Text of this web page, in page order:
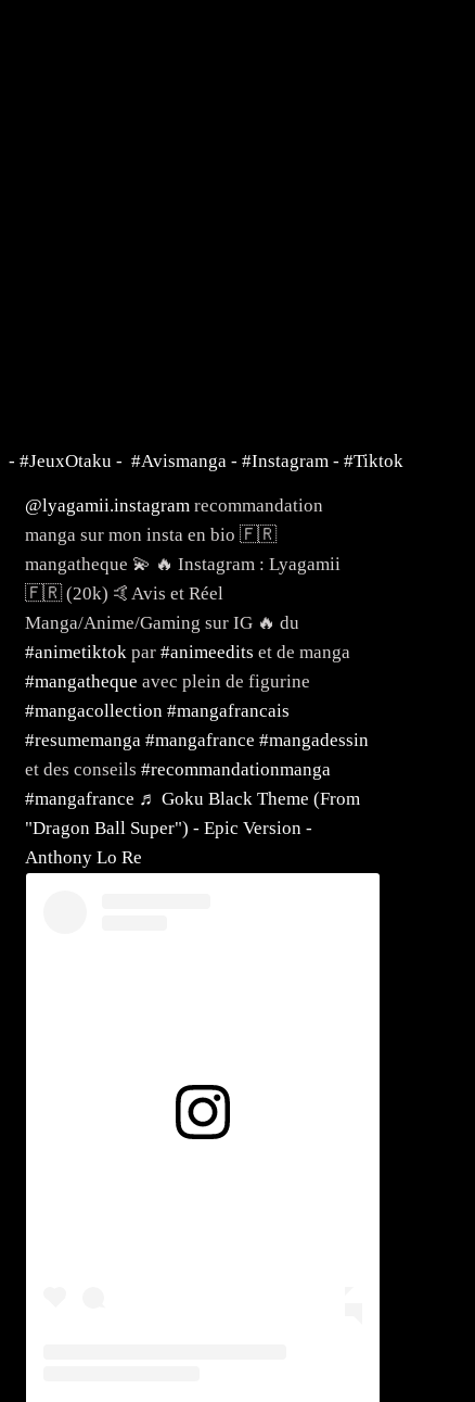
- #JeuxOtaku - #Avismanga - #Instagram - #Tiktok
@lyagamii.instagram recommandation
manga sur mon insta en bio 🇫🇷
mangatheque 💫 🔥 Instagram : Lyagamii
🇫🇷 (20k) 🤙Avis et Réel
Manga/Anime/Gaming sur IG 🔥 du
#animetiktok par #animeedits et de manga
#mangatheque avec plein de figurine
#mangacollection #mangafrancais
#resumemanga #mangafrance #mangadessin
et des conseils #recommandationmanga
#mangafrance ♬ Goku Black Theme (From
"Dragon Ball Super") - Epic Version -
Anthony Lo Re